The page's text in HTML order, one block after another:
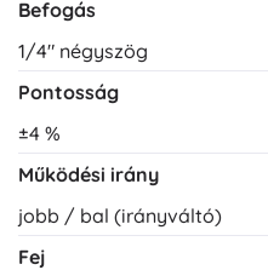
Befogás
1/4" négyszög
Pontosság
±4 %
Működési irány
jobb / bal (irányváltó)
Fej